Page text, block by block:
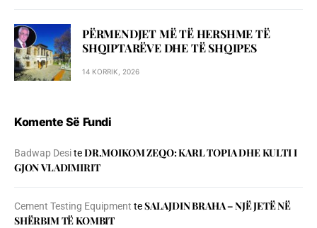
PËRMENDJET MË TË HERSHME TË
SHQIPTARËVE DHE TË SHQIPES
14 KORRIK, 2026
Komente Së Fundi
Badwap DesiteDR.MOIKOM ZEQO: KARL TOPIA DHE KULTI I
GJON VLADIMIRIT
Cement Testing Equipment teSALAJDIN BRAHA – NJЁ JETЁ NЁ
SHЁRBIM TЁ KOMBIT